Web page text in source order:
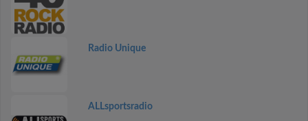
Radio Unique
ALLsportsradio